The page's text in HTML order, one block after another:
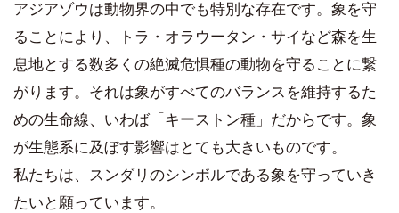
アジアゾウは動物界の中でも特別な存在です。象を守
ることにより、トラ・オラウータン・サイなど森を生
息地とする数多くの絶滅危惧種の動物を守ることに繋
がります。それは象がすべてのバランスを維持するた
めの生命線、いわば「キーストン種」だからです。象
が生態系に及ぼす影響はとても大きいものです。
私たちは、スンダリのシンボルである象を守っていき
たいと願っています。